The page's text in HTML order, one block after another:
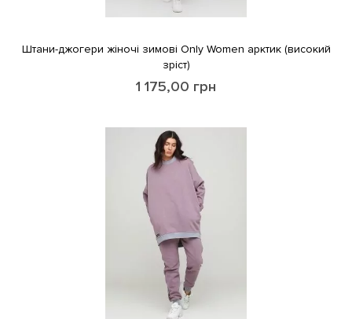
Штани-джогери жіночі зимові Only Women арктик (високий
зріст)
1 175,00 грн